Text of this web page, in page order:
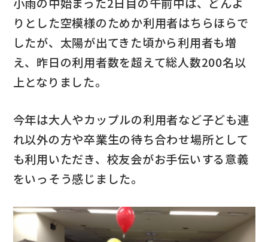
りとした空模様のためか利用者はちらほらで
したが、太陽が出てきた頃から利用者も増
え、昨日の利用者数を超えて総人数200名以
上となりました。
今年は大人やカップルの利用者など子ども連
れ以外の方や卒業生の待ち合わせ場所として
も利用いただき、校友会がお手伝いする意義
をいっそう感じました。